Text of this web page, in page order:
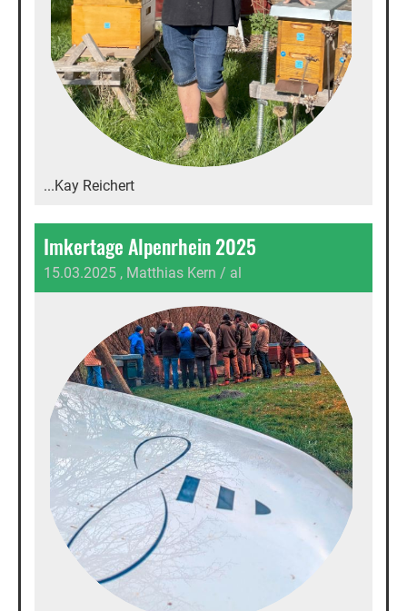
...Kay Reichert
Imkertage Alpenrhein 2025
15.03.2025 , Matthias Kern / al